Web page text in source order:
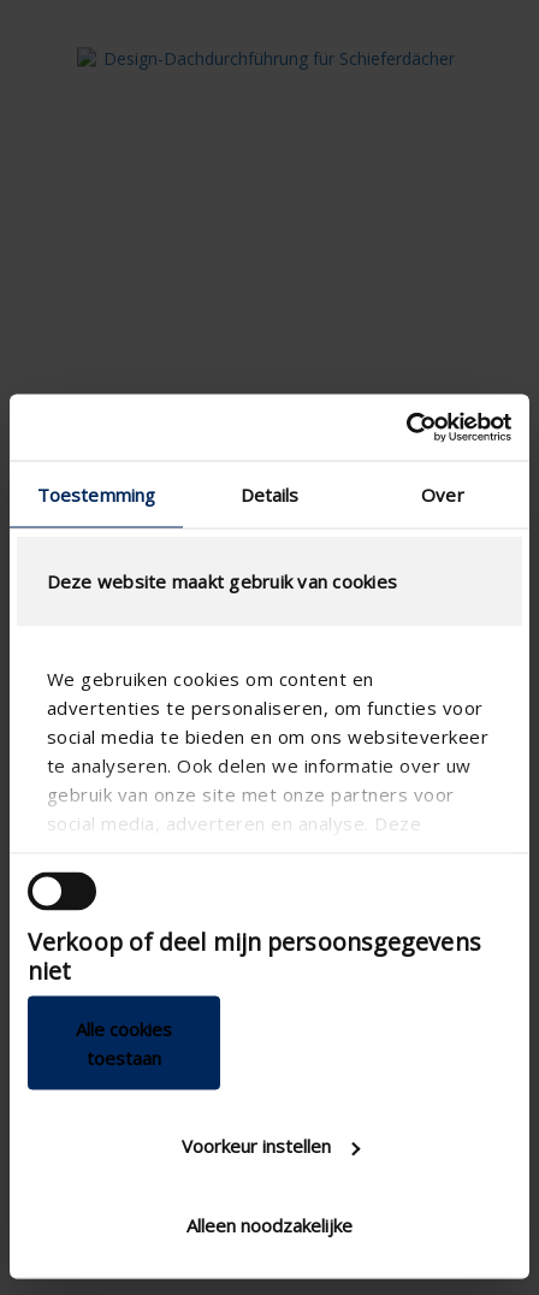
Toestemming Details Over
Deze website maakt gebruik van cookies
We gebruiken cookies om content en
advertenties te personaliseren, om functies voor
social media te bieden en om ons websiteverkeer
te analyseren. Ook delen we informatie over uw
gebruik van onze site met onze partners voor
social media, adverteren en analyse. Deze
andere informatie die u aan ze heeft verstrekt of
die ze hebben verzameld op basis van uw gebruik
van hun services.
Verkoop of deel mijn persoonsgegevens
niet
Alle cookies
toestaan
Voorkeur instellen
Alleen noodzakelijke
Optimale Abfuhr der Abluft über das Dach
Kompaktes Gehäuse
WEITERE INFORMATIONEN ›
Design-Dachdurchführung Flex